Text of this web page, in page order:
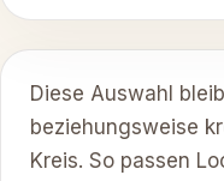
Diese Auswahl
beziehungsweise
Kreis. So passen